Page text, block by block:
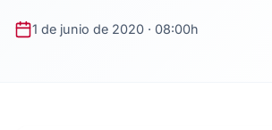
1 de junio de 2020 · 08:00h